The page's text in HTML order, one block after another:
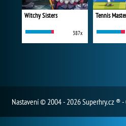
Witchy Sisters
387x
Tennis
Nastavení© 2004 - 2026 Superhry.cz ® -